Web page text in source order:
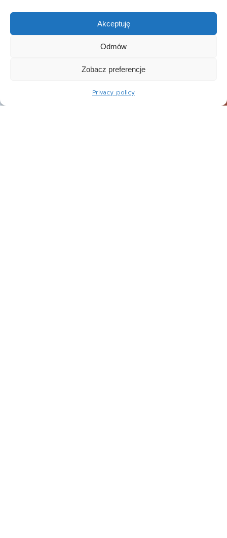
Akceptuję
Odmów
Zobacz preferencje
Privacy policy